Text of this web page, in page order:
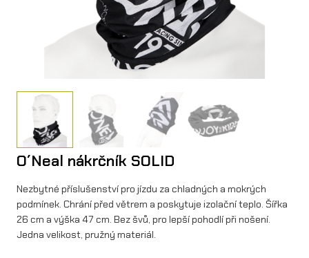
O´Neal nákrčník SOLID
Nezbytné příslušenství pro jízdu za chladných a mokrých
podmínek. Chrání před větrem a poskytuje izolační teplo. Šířka
26 cm a výška 47 cm. Bez švů, pro lepší pohodlí při nošení.
Jedna velikost, pružný materiál.